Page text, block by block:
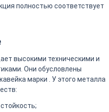
полностью соответствует
высокими техническими и
Они обусловлены
марки . У этого металла